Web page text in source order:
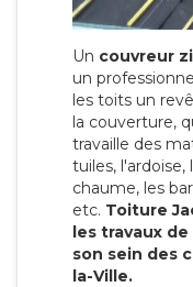
Un couvreur
un
les toits un
la couverture,
travaille des
tuiles, l'ardoise,
chaume, les
etc. Toiture
les travaux
son sein des
la-Ville.